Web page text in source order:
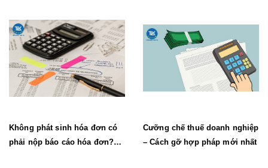
Không phát sinh hóa đơn có
phải nộp báo cáo hóa đơn?
Cưỡng chế thuế doanh nghiệp
– Cách gỡ hợp pháp mới nhất